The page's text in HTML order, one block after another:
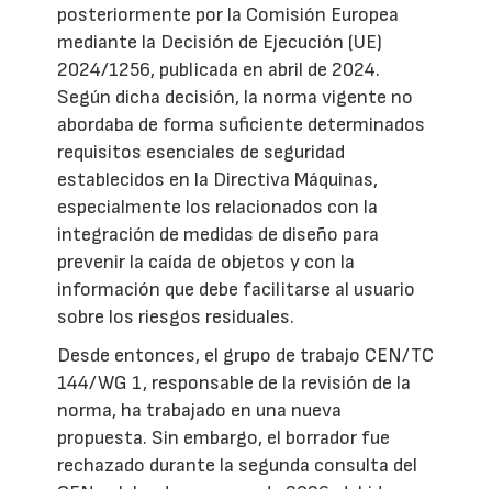
posteriormente por la Comisión Europea
mediante la Decisión de Ejecución (UE)
2024/1256, publicada en abril de 2024.
Según dicha decisión, la norma vigente no
abordaba de forma suficiente determinados
requisitos esenciales de seguridad
establecidos en la Directiva Máquinas,
especialmente los relacionados con la
integración de medidas de diseño para
prevenir la caída de objetos y con la
información que debe facilitarse al usuario
sobre los riesgos residuales.
Desde entonces, el grupo de trabajo CEN/TC
144/WG 1, responsable de la revisión de la
norma, ha trabajado en una nueva
propuesta. Sin embargo, el borrador fue
rechazado durante la segunda consulta del